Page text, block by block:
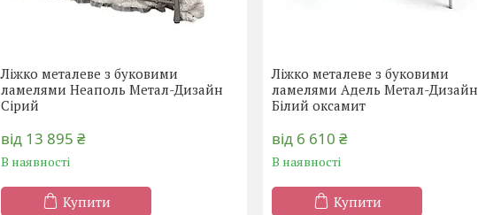
Ліжко металеве з буковими
ламелями Неаполь Метал-Дизайн
Сірий
від 13 895 ₴
В наявності
Купити
Ліжко металеве з буковими
ламелями Адель Метал-Дизайн
Білий оксамит
від 6 610 ₴
В наявності
Купити